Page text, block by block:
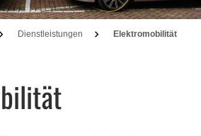
Dienstleistungen Elektromobilität